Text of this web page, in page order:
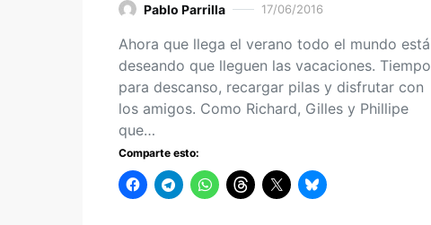
Pablo Parrilla 17/06/2016
Ahora que llega el verano todo el mundo está
deseando que lleguen las vacaciones. Tiempo
para descanso, recargar pilas y disfrutar con
los amigos. Como Richard, Gilles y Phillipe
que…
Comparte esto: